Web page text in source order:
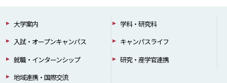
大学案内
学科・研究科
入試・オープンキャンパス
キャンパスライフ
就職・インターンシップ
研究・産学官連携
地域連携・国際交流